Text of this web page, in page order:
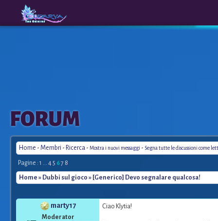
The
Origins
FORUM
Home - Membri - Ricerca - Mostra i nuovi messaggi - Segna tutte le discussioni come
Pagine : 1 ... 45 67 8
Home » Dubbi sul gioco » [Generico] Devo segnalare qualcosa!
marty17
Moderator
Ciao Klytia!